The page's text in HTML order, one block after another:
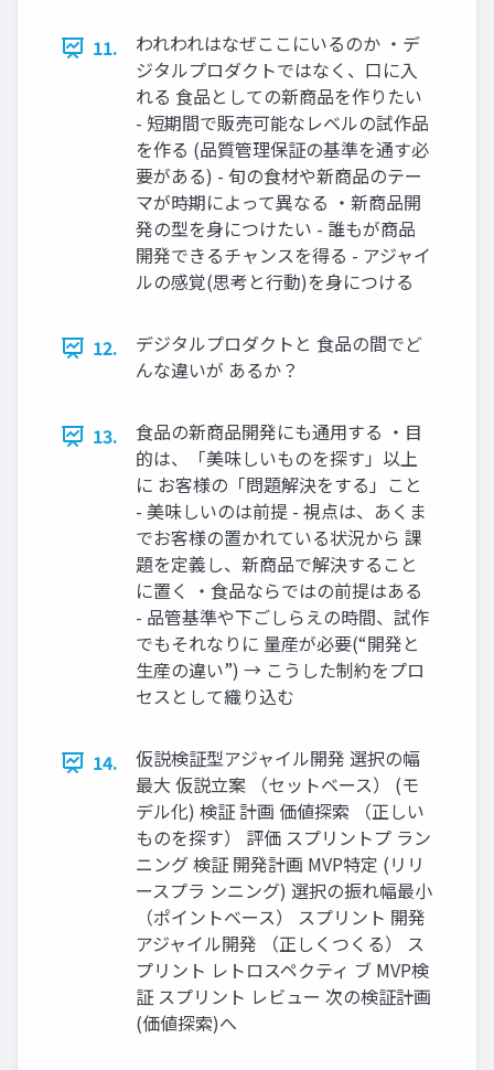
11.
われわれはなぜここにいるのか ・デ
ジタルプロダクトではなく、⼝に⼊
れる ⾷品としての新商品を作りたい
- 短期間で販売可能なレベルの試作品
を作る (品質管理保証の基準を通す必
要がある) - 旬の⾷材や新商品のテー
マが時期によって異なる ・新商品開
発の型を⾝につけたい - 誰もが商品
開発できるチャンスを得る - アジャイ
ルの感覚(思考と⾏動)を⾝につける
12.
デジタルプロダクトと ⾷品の間でど
んな違いが あるか？
13.
⾷品の新商品開発にも通⽤する ・⽬
的は、「美味しいものを探す」以上
に お客様の「問題解決をする」こと
- 美味しいのは前提 - 視点は、あくま
でお客様の置かれている状況から 課
題を定義し、新商品で解決すること
に置く ・⾷品ならではの前提はある
- 品管基準や下ごしらえの時間、試作
でもそれなりに 量産が必要(“開発と
⽣産の違い”) → こうした制約をプロ
セスとして織り込む
14.
仮説検証型アジャイル開発 選択の幅
最⼤ 仮説⽴案 （セットベース） (モ
デル化) 検証 計画 価値探索 （正しい
ものを探す） 評価 スプリントプ ラン
ニング 検証 開発計画 MVP特定 (リリ
ースプラ ンニング) 選択の振れ幅最⼩
（ポイントベース） スプリント 開発
アジャイル開発 （正しくつくる） ス
プリント レトロスペクティ ブ MVP検
証 スプリント レビュー 次の検証計画
(価値探索)へ